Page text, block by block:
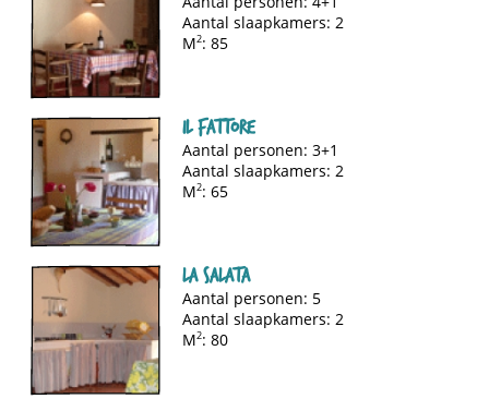
Aantal slaapkamers: 2
M2: 85
Il Fattore
Aantal personen: 3+1
Aantal slaapkamers: 2
M2: 65
La Salata
Aantal personen: 5
Aantal slaapkamers: 2
M2: 80